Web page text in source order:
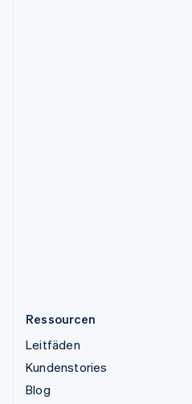
Ressourcen
Leitfäden
Kundenstories
Blog